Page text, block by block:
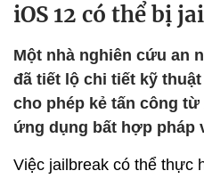
iOS 12 có thể bị
Một nhà nghiên cứu an
đã tiết lộ chi tiết kỹ
cho phép kẻ tấn công
ứng dụng bất hợp pháp
Việc jailbreak có thể thực